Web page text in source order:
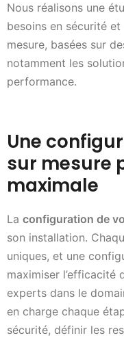
Nous réalisons une
besoins en sécurité
mesure, basées sur
notamment les
performance.
Une
sur mesure
maximale
La configuration de
son installation.
uniques, et une
maximiser l’efficacité
experts dans le
en charge chaque
sécurité, définir les